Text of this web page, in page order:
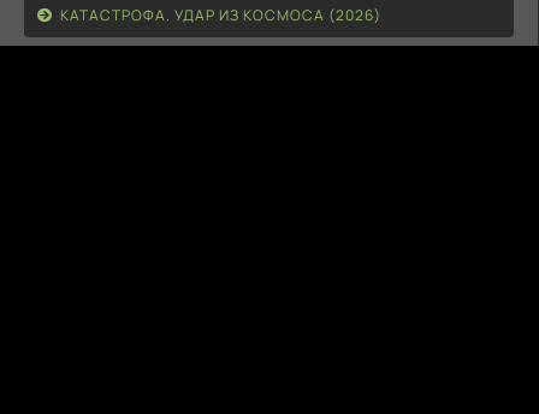
КАТАСТРОФА. УДАР ИЗ КОСМОСА (2026)